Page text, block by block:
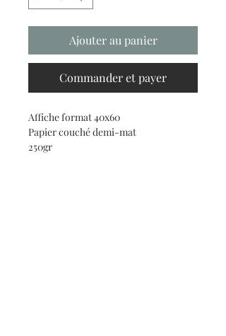
Ajouter au panier
Commander et payer
Affiche format 40x60
Papier couché demi-mat
250gr